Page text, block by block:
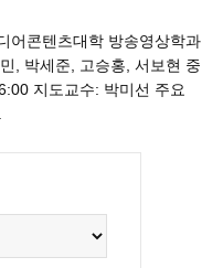
어콘텐츠대학 방송영상학과
, 박세준, 고승홍, 서보현 중
지도교수: 박미선 주요